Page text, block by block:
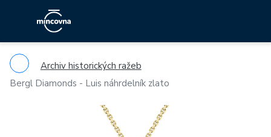
Archiv historických ražeb
Bergl Diamonds - Luis náhrdelník zlato